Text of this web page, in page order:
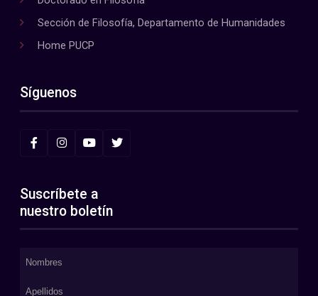
Sección de Filosofía, Departamento de Humanidades
Home PUCP
Síguenos
Suscríbete a
nuestro boletín